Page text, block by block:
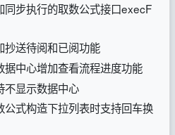
步执行的取数公式接口execF
送待阅和已阅功能
中心增加查看流程进度功能
显示数据中心
式构造下拉列表时支持回车换